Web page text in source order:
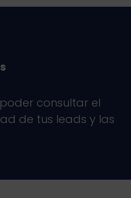
consultar el
de tus leads y las